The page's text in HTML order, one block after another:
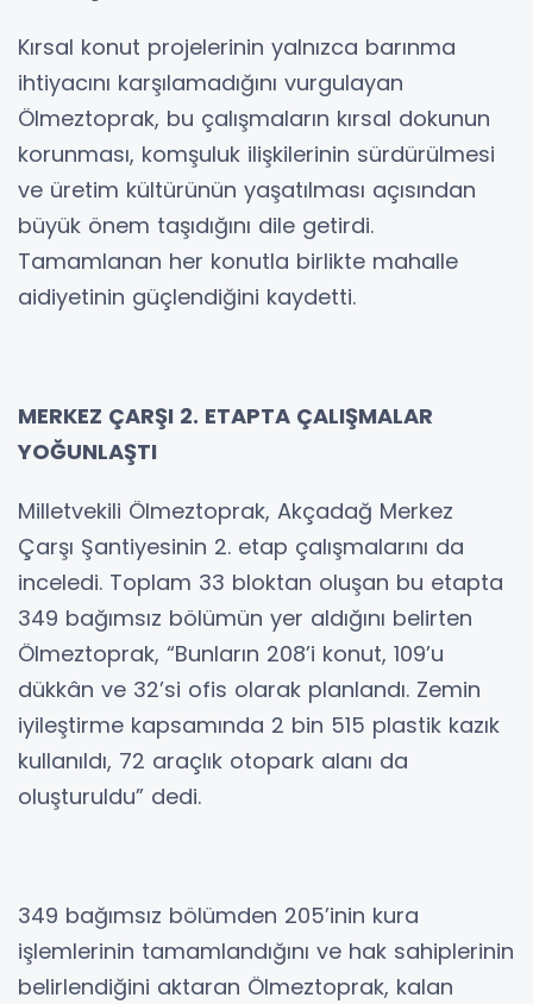
Kırsal konut projelerinin yalnızca barınma
ihtiyacını karşılamadığını vurgulayan
Ölmeztoprak, bu çalışmaların kırsal dokunun
korunması, komşuluk ilişkilerinin sürdürülmesi
ve üretim kültürünün yaşatılması açısından
büyük önem taşıdığını dile getirdi.
Tamamlanan her konutla birlikte mahalle
aidiyetinin güçlendiğini kaydetti.
MERKEZ ÇARŞI 2. ETAPTA ÇALIŞMALAR
YOĞUNLAŞTI
Milletvekili Ölmeztoprak, Akçadağ Merkez
Çarşı Şantiyesinin 2. etap çalışmalarını da
inceledi. Toplam 33 bloktan oluşan bu etapta
349 bağımsız bölümün yer aldığını belirten
Ölmeztoprak, “Bunların 208’i konut, 109’u
dükkân ve 32’si ofis olarak planlandı. Zemin
iyileştirme kapsamında 2 bin 515 plastik kazık
kullanıldı, 72 araçlık otopark alanı da
oluşturuldu” dedi.
349 bağımsız bölümden 205’inin kura
işlemlerinin tamamlandığını ve hak sahiplerinin
belirlendiğini aktaran Ölmeztoprak, kalan